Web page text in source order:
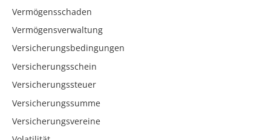
Vermögensschaden
Vermögensverwaltung
Versicherungsbedingungen
Versicherungsschein
Versicherungssteuer
Versicherungssumme
Versicherungsvereine